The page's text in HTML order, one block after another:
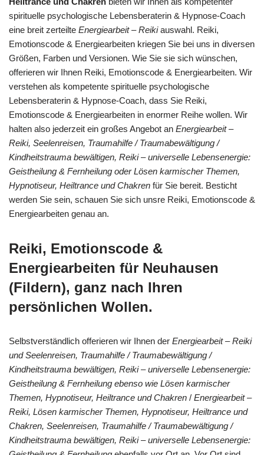
spirituelle psychologische Lebensberaterin & Hypnose-Coach
eine breit zerteilte Energiearbeit – Reikiauswahl. Reiki,
Emotionscode & Energiearbeiten kriegen Sie bei uns in diversen
Größen, Farben und Versionen. Wie Sie sie sich wünschen,
offerieren wir Ihnen Reiki, Emotionscode & Energiearbeiten. Wir
verstehen als kompetente spirituelle psychologische
Lebensberaterin & Hypnose-Coach, dass Sie Reiki,
Emotionscode & Energiearbeiten in enormer Reihe wollen. Wir
halten also jederzeit ein großes Angebot an Energiearbeit –
Reiki, Seelenreisen, Traumahilfe / Traumabewältigung /
Kindheitstrauma bewältigen, Reiki – universelle Lebensenergie:
Geistheilung & Fernheilung oder Lösen karmischer Themen,
Hypnotiseur, Heiltrance und Chakren für Sie bereit. Besticht
werden Sie sein, schauen Sie sich unsre Reiki, Emotionscode &
Energiearbeiten genau an.
Reiki, Emotionscode &
Energiearbeiten für Neuhausen
(Fildern), ganz nach Ihren
persönlichen Wollen.
Selbstverständlich offerieren wir Ihnen der Energiearbeit – Reiki
und Seelenreisen, Traumahilfe / Traumabewältigung /
Kindheitstrauma bewältigen, Reiki – universelle Lebensenergie:
Geistheilung & Fernheilung ebenso wie Lösen karmischer
Themen, Hypnotiseur, Heiltrance und Chakren / Energiearbeit –
Reiki, Lösen karmischer Themen, Hypnotiseur, Heiltrance und
Chakren, Seelenreisen, Traumahilfe / Traumabewältigung /
Kindheitstrauma bewältigen, Reiki – universelle Lebensenergie: